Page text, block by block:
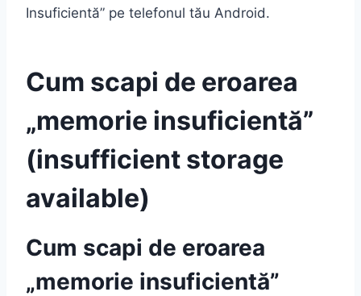
Insuficientă” pe telefonul tău Android.
Cum scapi de eroarea
„memorie insuficientă”
(insufficient storage
available)
Cum scapi de eroarea
„memorie insuficientă”